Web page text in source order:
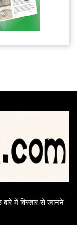
में विस्तार से जानने